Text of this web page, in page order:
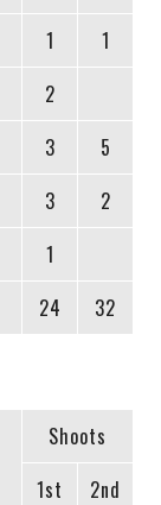
1
1
2
3
5
3
2
1
24 32
Shoots
1st
2nd